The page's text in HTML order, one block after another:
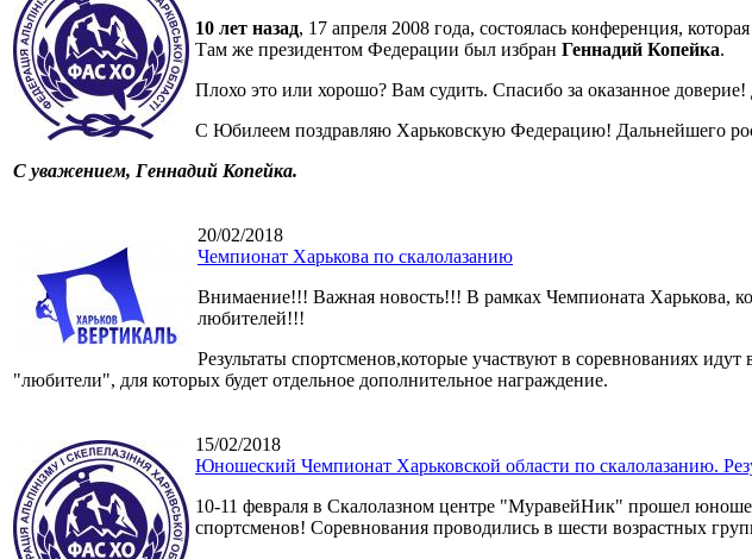
10 лет назад, 17 апреля 2008 года, состоялась конференция,
Там же президентом Федерации был избран Геннадий Копейка.
Плохо это или хорошо? Вам судить. Спасибо за оказанное
С Юбилеем поздравляю Харьковскую Федерацию! Дальнейшего
С уважением, Геннадий Копейка.
20/02/2018
Чемпионат Харькова по скалолазанию
Внимаение!!! Важная новость!!! В рамках Чемпионата Харькова,
любителей!!!
Результаты спортсменов,которые участвуют в соревнованиях
"любители", для которых будет отдельное дополнительное награждение.
15/02/2018
Юношеский Чемпионат Харьковской области по скалолазанию.
10-11 февраля в Скалолазном центре "МуравейНик" прошел
спортсменов! Соревнования проводились в шести возрастных